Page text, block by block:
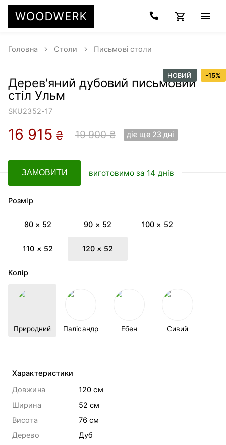
Головна Столи Письмові столи
НОВИЙ -15%
Дерев'яний дубовий письмовий
стіл Ульм
SKU2352-17
16 915 ₴ 19 900 ₴ діє ще 23 днi
ЗАМОВИТИ виготовимо за 14 днів
Розмір
80 × 52 90 × 52 100 × 52
110 × 52 120 × 52
Колір
Природний Палісандр Ебен Сивий
Характеристики
Довжина
120 cм
Ширина
52 cм
Висота
76 cм
Дерево
Дуб